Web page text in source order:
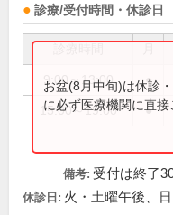
診療/受付時間・休診日
9:00～13:00 ●
15:00～19:00 ●
お盆(8月中旬)は休診
に必ず医療機関に直接
備考: 受付は終了
休診日: 火・土曜午後、